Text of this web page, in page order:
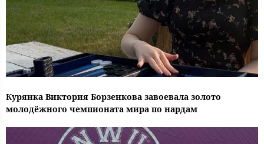
Курянка Виктория Борзенкова завоевала золото
молодёжного чемпионата мира по нардам